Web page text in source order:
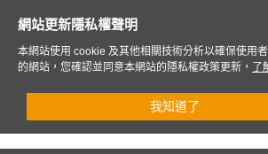
網站更新隱私權聲明
本網站使用 cookie 及其他相關技術分析以確保使用
的網站，您確認並同意本網站的隱私權政策更新，
我知道了